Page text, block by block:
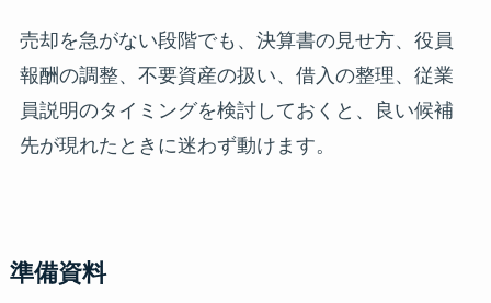
売却を急がない段階でも、決算書の見せ方、役員
報酬の調整、不要資産の扱い、借入の整理、従業
員説明のタイミングを検討しておくと、良い候補
先が現れたときに迷わず動けます。
準備資料